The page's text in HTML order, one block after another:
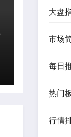
大盘
市场
每日
热门
行情